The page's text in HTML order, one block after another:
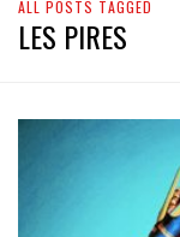
ALL POSTS TAGGED
LES PIRES